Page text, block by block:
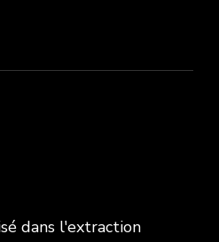
dans l'extraction